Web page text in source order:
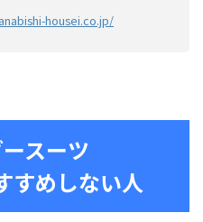
housei.co.jp/
スーツ
すめしない人